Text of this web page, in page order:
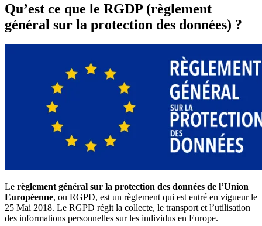
Qu’est ce que le RGDP (règlement
général sur la protection des données) ?
Le règlement général sur la protection des données de l’Union
Européenne, ou RGPD, est un règlement qui est entré en vigueur le
25 Mai 2018. Le RGPD régit la collecte, le transport et l’utilisation
des informations personnelles sur les individus en Europe.